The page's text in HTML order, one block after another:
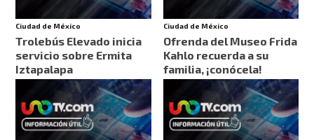
Ciudad de México
Trolebús Elevado inicia
servicio sobre Ermita
Iztapalapa
Ciudad de México
Ofrenda del Museo Frida
Kahlo recuerda a su
familia, ¡conócela!